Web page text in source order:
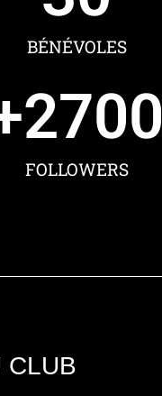
BÉNÉVOLES
FOLLOWERS
2700
CLUB